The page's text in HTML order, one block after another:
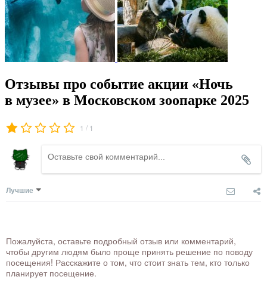
Отзывы про событие акции «Ночь
в музее» в Московском зоопарке 2025
1 / 1
Лучшие
Пожалуйста, оставьте подробный отзыв или комментарий,
чтобы другим людям было проще принять решение по поводу
посещения! Расскажите о том, что стоит знать тем, кто только
планирует посещение.